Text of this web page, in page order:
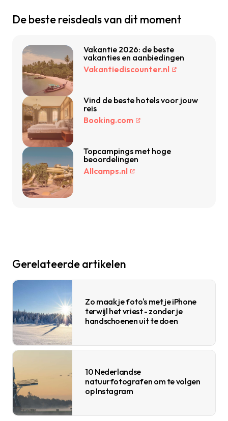
De beste reisdeals van dit moment
Vakantie 2026: de beste
vakanties en aanbiedingen
Vakantiediscounter.nl
Vind de beste hotels voor jouw
reis
Booking.com
Topcampings met hoge
beoordelingen
Allcamps.nl
Gerelateerde artikelen
Zo maak je foto's met je iPhone
terwijl het vriest - zonder je
handschoenen uit te doen
10 Nederlandse
natuurfotografen om te volgen
op Instagram